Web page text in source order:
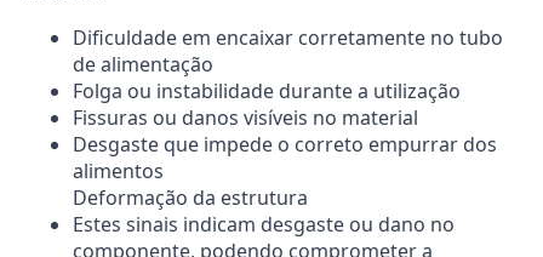
Dificuldade em encaixar corretamente no tubo
de alimentação
Folga ou instabilidade durante a utilização
Fissuras ou danos visíveis no material
Desgaste que impede o correto empurrar dos
alimentos
Deformação da estrutura
Estes sinais indicam desgaste ou dano no
componente, podendo comprometer a